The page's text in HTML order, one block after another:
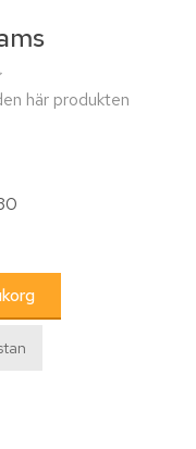
här produkten